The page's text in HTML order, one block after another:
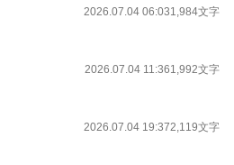
2026.07.04 06:031,984文字
2026.07.04 11:361,992文字
2026.07.04 19:372,119文字